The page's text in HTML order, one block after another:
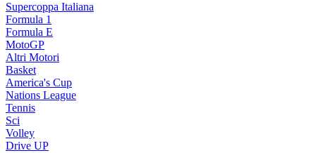
Supercoppa Italiana
Formula 1
Formula E
MotoGP
Altri Motori
Basket
America's Cup
Nations League
Tennis
Sci
Volley
Drive UP